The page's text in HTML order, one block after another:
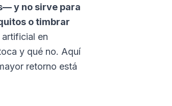
y no sirve para
o timbrar
en
y qué no. Aquí
retorno está